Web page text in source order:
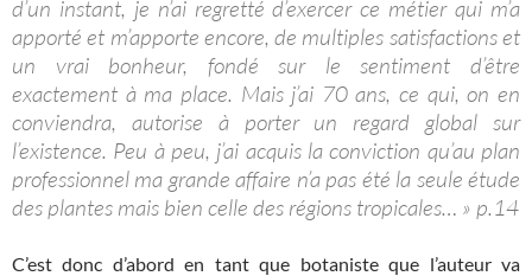
d’un instant, je n’ai regretté d’exercer ce métier qui m’a
apporté et m’apporte encore, de multiples satisfactions et
un vrai bonheur, fondé sur le sentiment d’être
exactement à ma place. Mais j’ai 70 ans, ce qui, on en
conviendra, autorise à porter un regard global sur
l’existence. Peu à peu, j’ai acquis la conviction qu’au plan
professionnel ma grande affaire n’a pas été la seule étude
des plantes mais bien celle des régions tropicales… » p.14
C’est donc d’abord en tant que botaniste que l’auteur va